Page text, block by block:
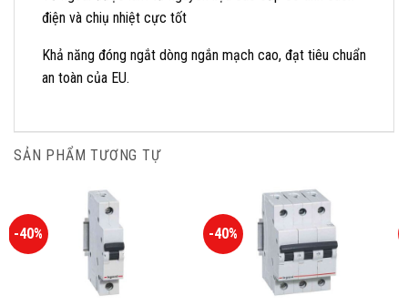
điện và chiụ nhiệt cực tốt
Khả năng đóng ngắt dòng ngắn mạch cao, đạt tiêu chuẩn
an toàn của EU.
SẢN PHẨM TƯƠNG TỰ
-40% -40%